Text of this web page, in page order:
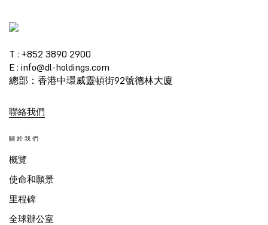
T : +852 3890 2900
E : info@dl-holdings.com
總部：香港中環威靈頓街92號德林大廈
聯絡我們
關於我們
概覽
使命和願景
里程碑
全球辦公室